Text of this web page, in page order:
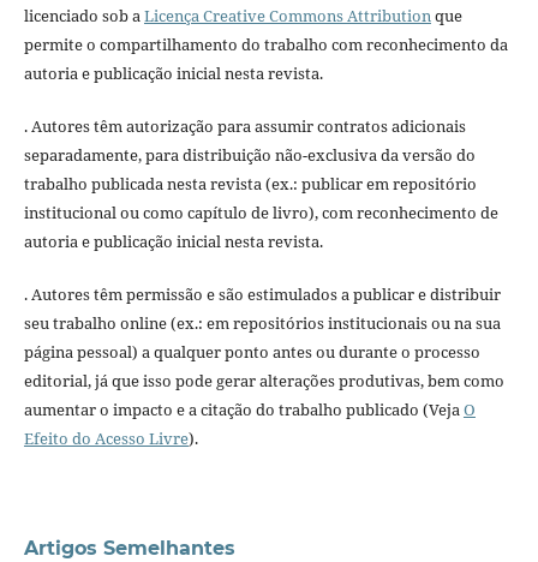
licenciado sob aLicença Creative Commons Attributionque
permite o compartilhamento do trabalho com reconhecimento da
autoria e publicação inicial nesta revista.
. Autores têm autorização para assumir contratos adicionais
separadamente, para distribuição não-exclusiva da versão do
trabalho publicada nesta revista (ex.: publicar em repositório
institucional ou como capítulo de livro), com reconhecimento de
autoria e publicação inicial nesta revista.
. Autores têm permissão e são estimulados a publicar e distribuir
seu trabalho online (ex.: em repositórios institucionais ou na sua
página pessoal) a qualquer ponto antes ou durante o processo
editorial, já que isso pode gerar alterações produtivas, bem como
aumentar o impacto e a citação do trabalho publicado (VejaO
Efeito do Acesso Livre).
Artigos Semelhantes